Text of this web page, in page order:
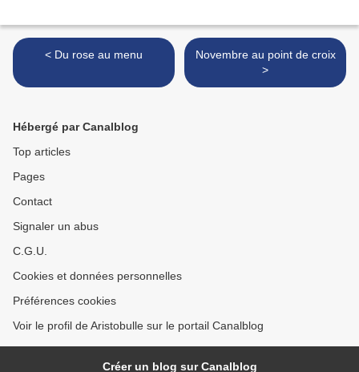
< Du rose au menu
Novembre au point de croix
>
Hébergé par Canalblog
Top articles
Pages
Contact
Signaler un abus
C.G.U.
Cookies et données personnelles
Préférences cookies
Voir le profil de Aristobulle sur le portail Canalblog
Créer un blog sur Canalblog